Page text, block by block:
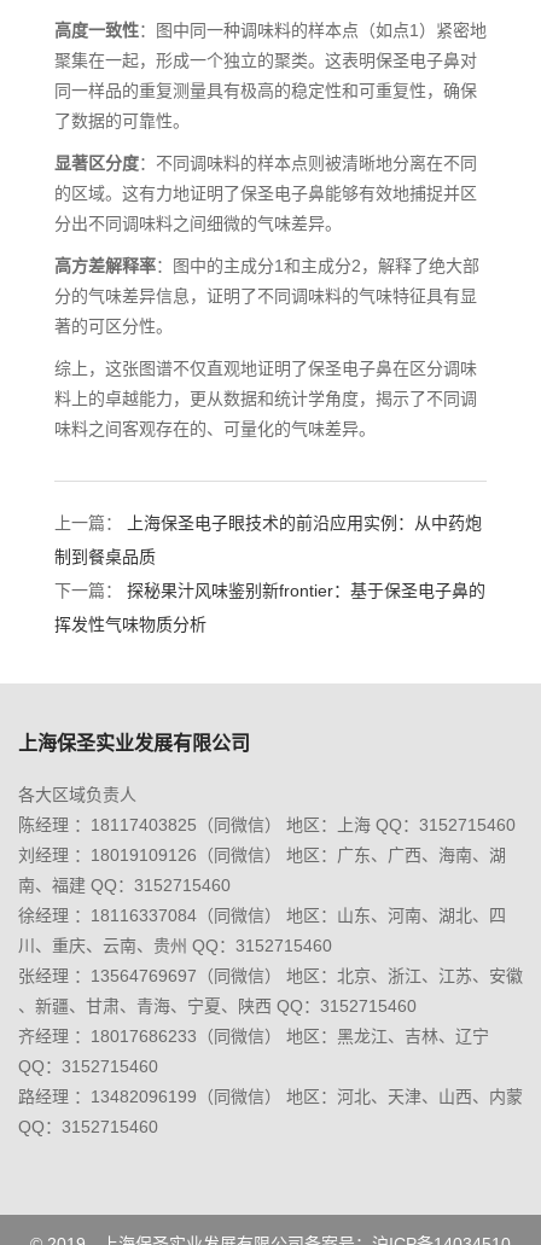
高度一致性：图中同一种调味料的样本点（如点1）紧密地
聚集在一起，形成一个独立的聚类。这表明保圣电子鼻对
同一样品的重复测量具有极高的稳定性和可重复性，确保
了数据的可靠性。
显著区分度：不同调味料的样本点则被清晰地分离在不同
的区域。这有力地证明了保圣电子鼻能够有效地捕捉并区
分出不同调味料之间细微的气味差异。
高方差解释率：图中的主成分1和主成分2，解释了绝大部
分的气味差异信息，证明了不同调味料的气味特征具有显
著的可区分性。
综上，这张图谱不仅直观地证明了保圣电子鼻在区分调味
料上的卓越能力，更从数据和统计学角度，揭示了不同调
味料之间客观存在的、可量化的气味差异。
上一篇：
上海保圣电子眼技术的前沿应用实例：从中药炮
制到餐桌品质
下一篇： 探秘果汁风味鉴别新frontier：基于保圣电子鼻的
挥发性气味物质分析
上海保圣实业发展有限公司
各大区域负责人
陈经理 ：18117403825（同微信） 地区：上海 QQ：3152715460
刘经理 ：18019109126（同微信） 地区：广东、广西、海南、湖
南、福建 QQ：3152715460
徐经理 ：18116337084（同微信） 地区：山东、河南、湖北、四
川、重庆、云南、贵州 QQ：3152715460
张经理 ：13564769697（同微信） 地区：北京、浙江、江苏、安徽
、新疆、甘肃、青海、宁夏、陕西 QQ：3152715460
齐经理 ：18017686233（同微信） 地区：黑龙江、吉林、辽宁
QQ：3152715460
路经理 ：13482096199（同微信） 地区：河北、天津、山西、内蒙
QQ：3152715460